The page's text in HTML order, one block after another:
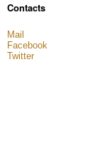
Contacts
Mail
Facebook
Twitter